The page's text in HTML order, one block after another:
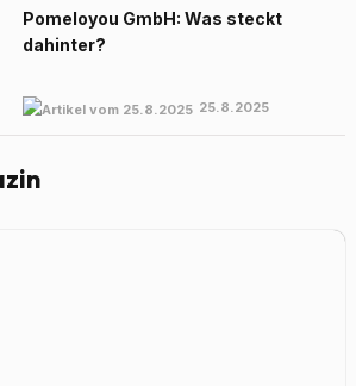
Pomeloyou GmbH: Was steckt
dahinter?
25.8.2025